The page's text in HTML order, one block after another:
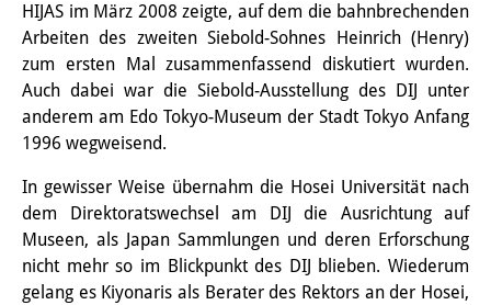
HIJAS im März 2008 zeigte, auf dem die bahnbrechenden
Arbeiten des zweiten Siebold-Sohnes Heinrich (Henry)
zum ersten Mal zusammenfassend diskutiert wurden.
Auch dabei war die Siebold-Ausstellung des DIJ unter
anderem am Edo­ Tokyo-Museum der Stadt Tokyo Anfang
1996 wegweisend.
In gewisser Weise übernahm die Hosei Universität nach
dem Direktoratswechsel am DIJ die Ausrichtung auf
Museen, als Japan­ Sammlungen und deren Erforschung
nicht mehr so im Blickpunkt des DIJ blieben. Wiederum
gelang es Kiyonaris als Berater des Rektors an der Hosei,